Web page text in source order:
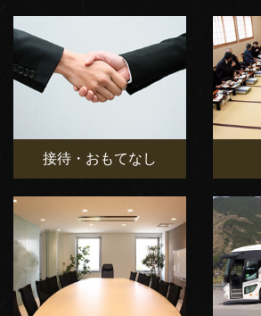
接待・おもてなし